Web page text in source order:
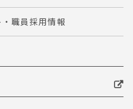
職員採用情報